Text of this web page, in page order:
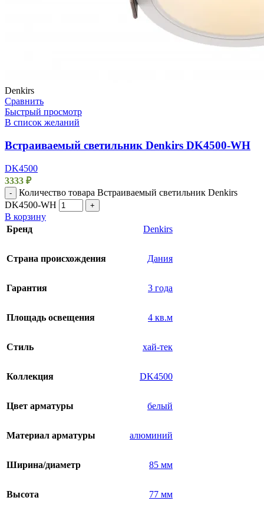
Denkirs
Сравнить
Быстрый просмотр
В список желаний
Встраиваемый светильник Denkirs DK4500-WH
DK4500
3333 ₽
-
Количество товара Встраиваемый светильник Denkirs
DK4500-WH
+
В корзину
Бренд
Denkirs
Страна происхождения Дания
Гарантия 3 года
Площадь освещения 4 кв.м
Стиль хай-тек
Коллекция DK4500
Цвет арматуры белый
Материал арматуры алюминий
Ширина/диаметр 85 мм
Высота 77 мм